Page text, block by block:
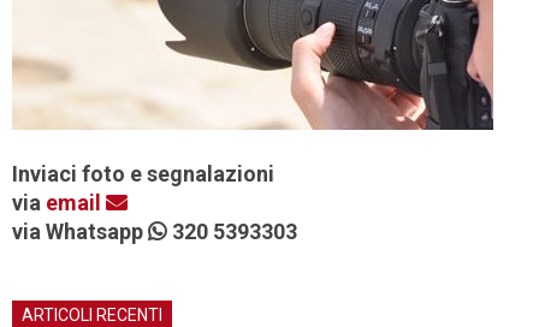
Inviaci foto e segnalazioni
via email
via Whatsapp
320 5393303
ARTICOLI RECENTI